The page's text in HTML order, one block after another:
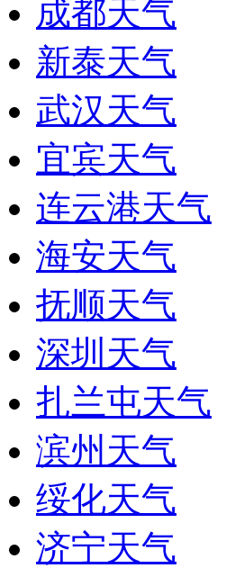
成都天气
新泰天气
武汉天气
宜宾天气
连云港天气
海安天气
抚顺天气
深圳天气
扎兰屯天气
滨州天气
绥化天气
济宁天气